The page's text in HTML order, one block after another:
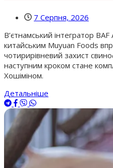
7 Серпня, 2026
В’єтнамський інтегратор
китайським Muyuan Foods
чотирирівневий захист
наступним кроком стане
Хошіміном.
Детальніше